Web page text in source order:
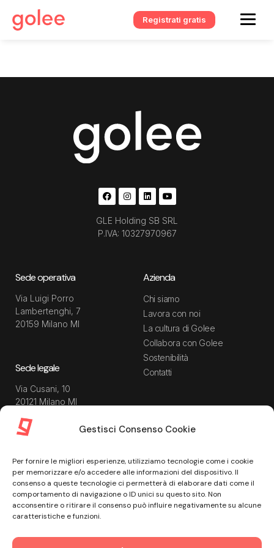
Gestisci Consenso Cookie
Per fornire le migliori esperienze, utilizziamo tecnologie come i cookie
per memorizzare e/o accedere alle informazioni del dispositivo. Il
consenso a queste tecnologie ci permetterà di elaborare dati come il
comportamento di navigazione o ID unici su questo sito. Non
acconsentire o ritirare il consenso può influire negativamente su alcune
caratteristiche e funzioni.
Registrati gratis
GLE Holding SB SRL
P.IVA: 10327970967
Sede operativa
Via Luigi Porro
Lambertenghi, 7
20159 Milano MI
Sede legale
Via Cusani, 10
20121 Milano MI
Azienda
Chi siamo
Lavora con noi
La cultura di Golee
Collabora con Golee
Sostenibilità
Contatti
Guide
Modulistica
Webinar
Centro assistenza
Privacy Policy
Data Processing Agreement
Termini e condizioni di
servizio
Informativa Privacy Recruiting